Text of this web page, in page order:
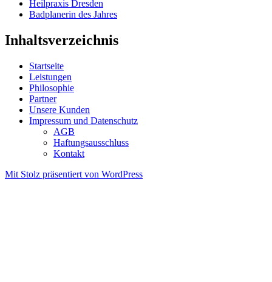
Heilpraxis Dresden
Badplanerin des Jahres
Inhaltsverzeichnis
Startseite
Leistungen
Philosophie
Partner
Unsere Kunden
Impressum und Datenschutz
AGB
Haftungsausschluss
Kontakt
Mit Stolz präsentiert von WordPress